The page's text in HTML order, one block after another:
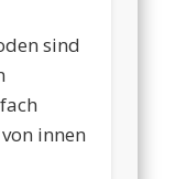
sind
innen